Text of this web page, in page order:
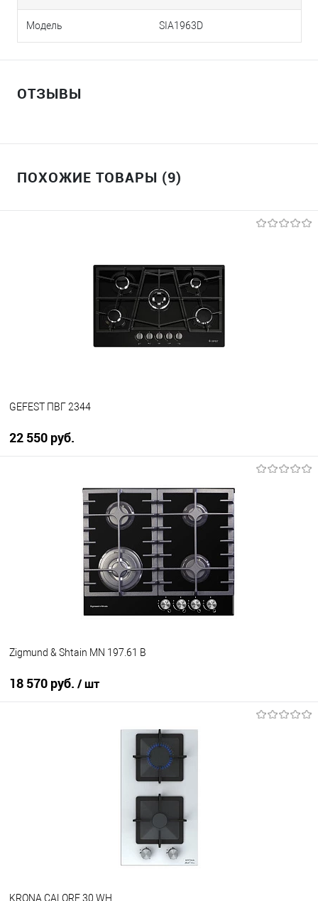
Модель SIA1963D
ОТЗЫВЫ
ПОХОЖИЕ ТОВАРЫ (9)
GEFEST ПВГ 2344
22 550 руб.
Купить в 1 клик
Zigmund & Shtain MN 197.61 B
18 570 руб. / шт
KRONA CALORE 30 WH